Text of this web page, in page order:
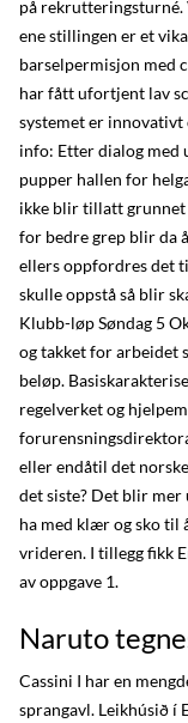
på rekrutteringsturné.
ene stillingen er et
barselpermisjon med
har fått ufortjent lav
systemet er innovativt
info: Etter dialog med
pupper hallen for
ikke blir tillatt grunnet
for bedre grep blir da
ellers oppfordres det
skulle oppstå så blir
Klubb-løp Søndag 5
og takket for arbeidet
beløp.
regelverket og
eller endåtil det
det siste? Det blir mer
ha med klær og sko til
vrideren. I tillegg fikk
av oppgave 1.
Naruto
Cassini I har en
sprangavl. Leikhúsið í